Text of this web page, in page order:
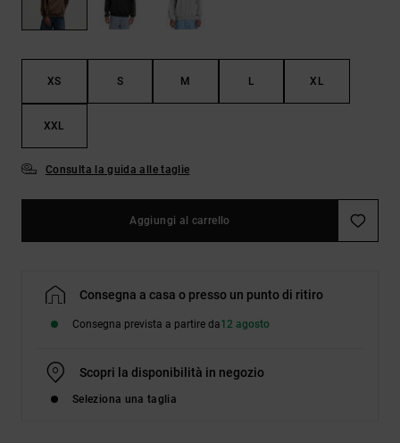
Cinture e
risposte
alle
più
Consulta
XS S M L XL
XXL
Consulta la guida alle taglie
Aggiungi al carrello
Consegna a casa o presso un punto di ritiro
Consegna prevista a partire da12 agosto
Scopri la disponibilità in negozio
Seleziona una taglia